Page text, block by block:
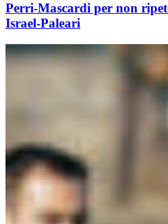
Perri-Mascardi per non
Israel-Paleari